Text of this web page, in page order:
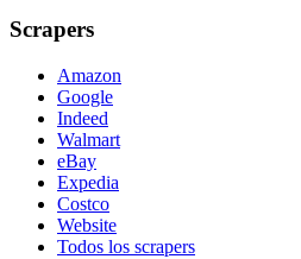
Scrapers
Amazon
Google
Indeed
Walmart
eBay
Expedia
Costco
Website
Todos los scrapers